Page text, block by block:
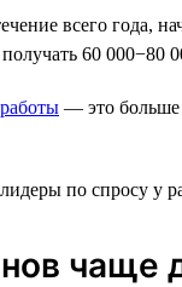
всего года,
60 000−80
— это больше
по спросу у